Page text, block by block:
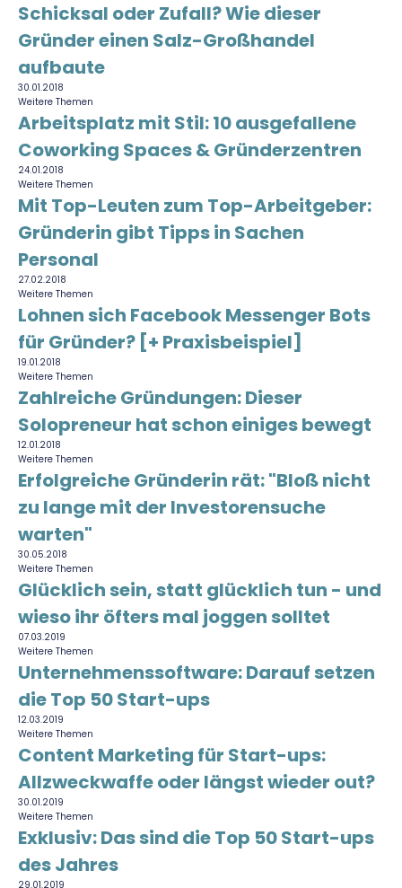
Schicksal oder Zufall? Wie dieser
Gründer einen Salz-Großhandel
aufbaute
30.01.2018
Weitere Themen
Arbeitsplatz mit Stil: 10 ausgefallene
Coworking Spaces & Gründerzentren
24.01.2018
Weitere Themen
Mit Top-Leuten zum Top-Arbeitgeber:
Gründerin gibt Tipps in Sachen
Personal
27.02.2018
Weitere Themen
Lohnen sich Facebook Messenger Bots
für Gründer? [+ Praxisbeispiel]
19.01.2018
Weitere Themen
Zahlreiche Gründungen: Dieser
Solopreneur hat schon einiges bewegt
12.01.2018
Weitere Themen
Erfolgreiche Gründerin rät: "Bloß nicht
zu lange mit der Investorensuche
warten"
30.05.2018
Weitere Themen
Glücklich sein, statt glücklich tun - und
wieso ihr öfters mal joggen solltet
07.03.2019
Weitere Themen
Unternehmenssoftware: Darauf setzen
die Top 50 Start-ups
12.03.2019
Weitere Themen
Content Marketing für Start-ups:
Allzweckwaffe oder längst wieder out?
30.01.2019
Weitere Themen
Exklusiv: Das sind die Top 50 Start-ups
des Jahres
29.01.2019